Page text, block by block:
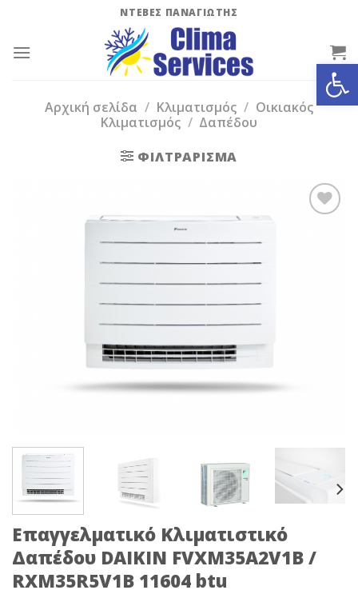
content
ΝΤΕΒΕΣ ΠΑΝΑΓΙΩΤΗΣ
Αρχική σελίδα / Κλιματισμός / Οικιακός
Κλιματισμός / Δαπέδου
ΦΙΛΤΡΆΡΙΣΜΑ
Επαγγελματικό Κλιματιστικό
Δαπέδου DAIKIN FVXM35A2V1B /
RXM35R5V1B 11604 btu